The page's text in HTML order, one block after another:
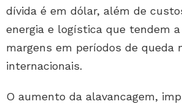
dívida é em dólar, além de
energia e logística que tendem
margens em períodos de queda
internacionais.
O aumento da alavancagem,